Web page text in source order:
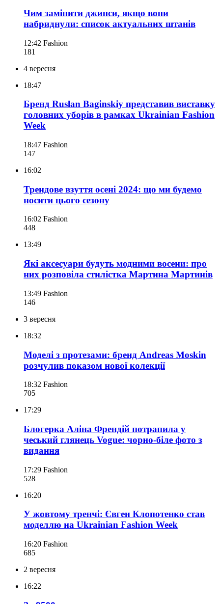
Чим замінити джинси, якщо вони
набриднули: список актуальних штанів
12:42 Fashion
181
4 вересня
18:47
Бренд Ruslan Baginskiy представив виставку
головних уборів в рамках Ukrainian Fashion
Week
18:47 Fashion
147
16:02
Трендове взуття осені 2024: що ми будемо
носити цього сезону
16:02 Fashion
448
13:49
Які аксесуари будуть модними восени: про
них розповіла стилістка Мартина Мартинів
13:49 Fashion
146
3 вересня
18:32
Моделі з протезами: бренд Andreas Moskin
розчулив показом нової колекції
18:32 Fashion
705
17:29
Блогерка Аліна Френдій потрапила у
чеський глянець Vogue: чорно-біле фото з
видання
17:29 Fashion
528
16:20
У жовтому тренчі: Євген Клопотенко став
моделлю на Ukrainian Fashion Week
16:20 Fashion
685
2 вересня
16:22